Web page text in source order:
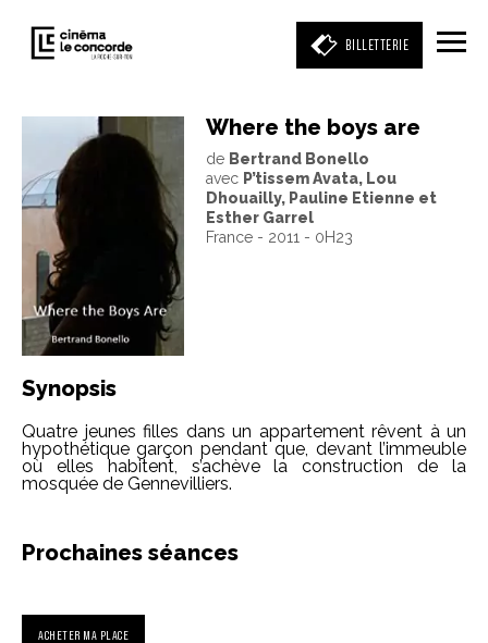
BILLETTERIE
Entrez votre mot clé
(film, réalisateur, acteur, événement)
Where the boys are
de Bertrand Bonello
avec P’tissem Avata, Lou
Dhouailly, Pauline Etienne et
Esther Garrel
France - 2011 - 0H23
Synopsis
Quatre jeunes filles dans un appartement rêvent à un
hypothétique garçon pendant que, devant l’immeuble
où elles habitent, s’achève la construction de la
mosquée de Gennevilliers.
Prochaines séances
ACHETER MA PLACE